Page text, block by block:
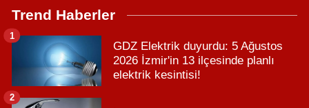
Trend Haberler
GDZ Elektrik duyurdu: 5 Ağustos
2026 İzmir'in 13 ilçesinde planlı
elektrik kesintisi!
1
2